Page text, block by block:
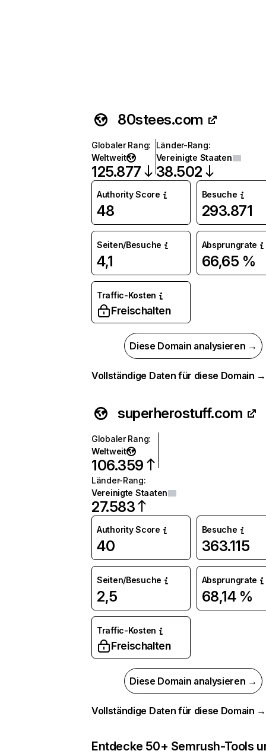
80stees.com
Globaler Rang:
Weltweit
125.877
Länder-Rang:
Vereinigte Staaten
38.502
Authority Score
48
Besuche
293.871
Seiten/Besuche
4,1
Absprungrate
66,65 %
Traffic-Kosten
Freischalten
Diese Domain analysieren →
Vollständige Daten für diese Domain →
superherostuff.com
Globaler Rang:
Weltweit
106.359
Länder-Rang:
Vereinigte Staaten
27.583
Authority Score
40
Besuche
363.115
Seiten/Besuche
2,5
Absprungrate
68,14 %
Traffic-Kosten
Freischalten
Diese Domain analysieren →
Vollständige Daten für diese Domain →
Entdecke 50+ Semrush-Tools